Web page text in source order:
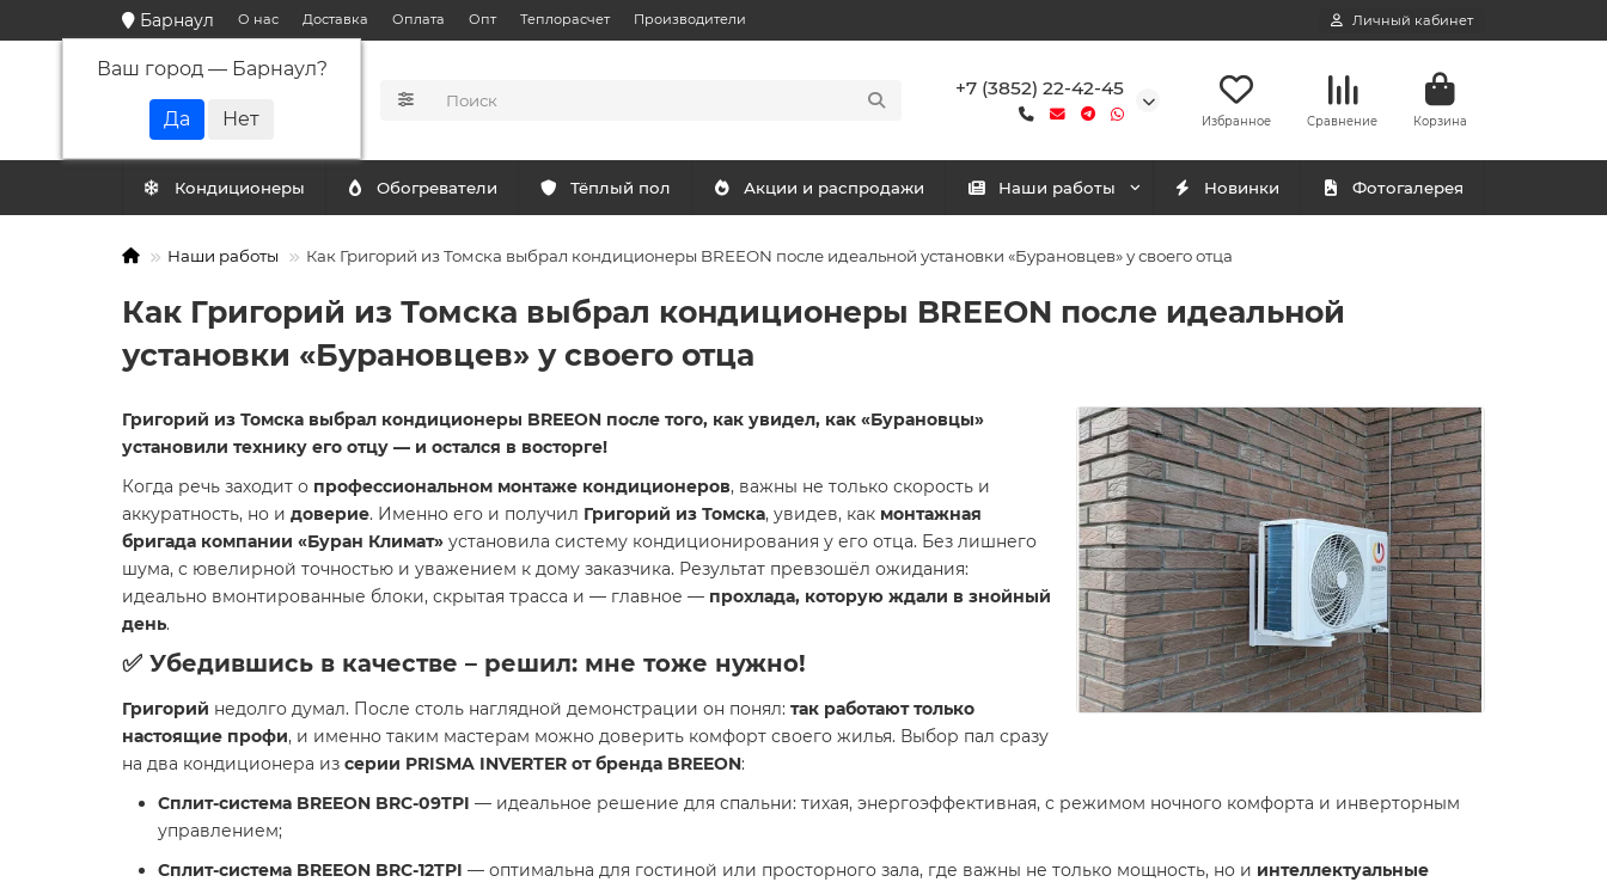
Барнаул
Ваш город — Барнаул?
О нас Доставка Оплата Опт Теплорасчет Производители Личный кабинет
+7 (3852) 22-42-45
Избранное Сравнение Корзина
Кондиционеры Обогреватели Тёплый пол Акции и распродажи Наши работы Новинки Фотогалерея
Наши работы Как Григорий из Томска выбрал кондиционеры BREEON после идеальной установки «Бурановцев» у своего отца
Как Григорий из Томска выбрал кондиционеры BREEON после идеальной
установки «Бурановцев» у своего отца
Григорий из Томска выбрал кондиционеры BREEON после того, как увидел, как «Бурановцы»
установили технику его отцу — и остался в восторге!
Когда речь заходит о профессиональном монтаже кондиционеров, важны не только скорость и
аккуратность, но и доверие. Именно его и получил Григорий из Томска, увидев, как монтажная
бригада компании «Буран Климат» установила систему кондиционирования у его отца. Без лишнего
шума, с ювелирной точностью и уважением к дому заказчика. Результат превзошёл ожидания:
идеально вмонтированные блоки, скрытая трасса и — главное — прохлада, которую ждали в знойный
день.
✅ Убедившись в качестве – решил: мне тоже нужно!
Григорий недолго думал. После столь наглядной демонстрации он понял: так работают только
настоящие профи, и именно таким мастерам можно доверить комфорт своего жилья. Выбор пал сразу
на два кондиционера из серии PRISMA INVERTER от бренда BREEON:
Сплит-система BREEON BRC-09TPI — идеальное решение для спальни: тихая, энергоэффективная, с режимом ночного комфорта и инверторным
управлением;
Сплит-система BREEON BRC-12TPI — оптимальна для гостиной или просторного зала, где важны не только мощность, но и интеллектуальные